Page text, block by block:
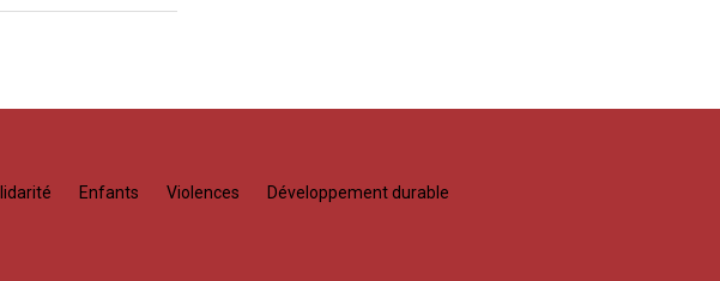
Enfants Violences Développement durable